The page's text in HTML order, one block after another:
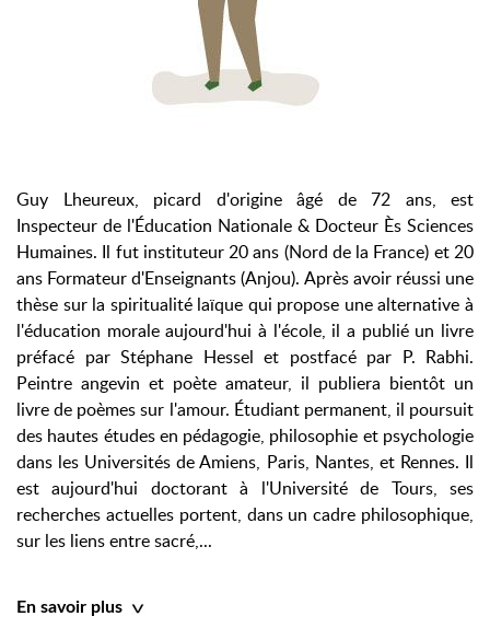
Guy Lheureux, picard d'origine âgé de 72 ans, est
Inspecteur de l'Éducation Nationale & Docteur Ès Sciences
Humaines. Il fut instituteur 20 ans (Nord de la France) et 20
ans Formateur d'Enseignants (Anjou). Après avoir réussi une
thèse sur la spiritualité laïque qui propose une alternative à
l'éducation morale aujourd'hui à l'école, il a publié un livre
préfacé par Stéphane Hessel et postfacé par P. Rabhi.
Peintre angevin et poète amateur, il publiera bientôt un
livre de poèmes sur l'amour. Étudiant permanent, il poursuit
des hautes études en pédagogie, philosophie et psychologie
dans les Universités de Amiens, Paris, Nantes, et Rennes. Il
est aujourd'hui doctorant à l'Université de Tours, ses
recherches actuelles portent, dans un cadre philosophique,
sur les liens entre sacré,...
En savoir plus